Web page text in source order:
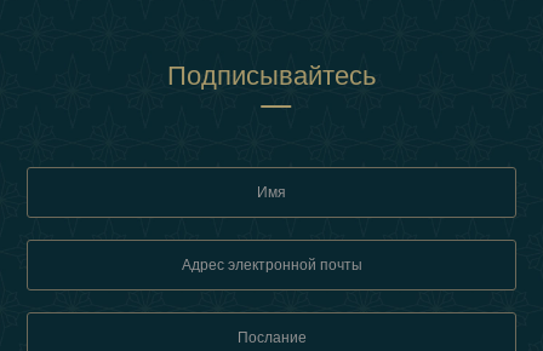
Подписывайтесь